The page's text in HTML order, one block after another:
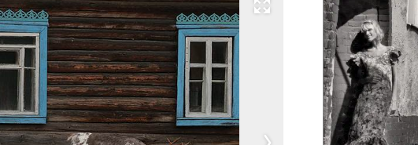
Развернуть на весь экран